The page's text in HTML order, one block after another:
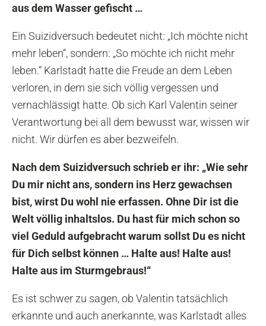
aus dem Wasser gefischt …
Ein Suizidversuch bedeutet nicht: „Ich möchte nicht
mehr leben“, sondern: „So möchte ich nicht mehr
leben.“ Karlstadt hatte die Freude an dem Leben
verloren, in dem sie sich völlig vergessen und
vernachlässigt hatte. Ob sich Karl Valentin seiner
Verantwortung bei all dem bewusst war, wissen wir
nicht. Wir dürfen es aber bezweifeln.
Nach dem Suizidversuch schrieb er ihr: „Wie sehr
Du mir nicht ans, sondern ins Herz gewachsen
bist, wirst Du wohl nie erfassen. Ohne Dir ist die
Welt völlig inhaltslos. Du hast für mich schon so
viel Geduld aufgebracht warum sollst Du es nicht
für Dich selbst können … Halte aus! Halte aus!
Halte aus im Sturmgebraus!“
Es ist schwer zu sagen, ob Valentin tatsächlich
erkannte und auch anerkannte, was Karlstadt alles